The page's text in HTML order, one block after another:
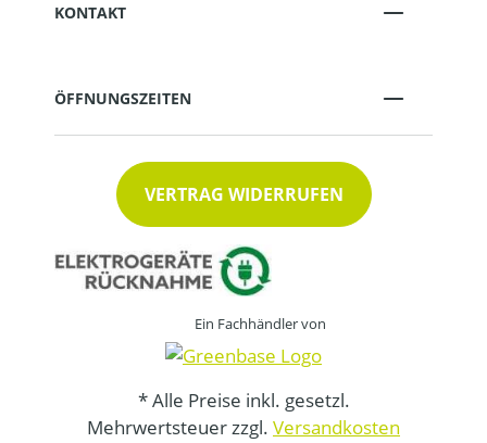
KONTAKT
ÖFFNUNGSZEITEN
VERTRAG WIDERRUFEN
Ein Fachhändler von
* Alle Preise inkl. gesetzl.
Mehrwertsteuer zzgl. Versandkosten